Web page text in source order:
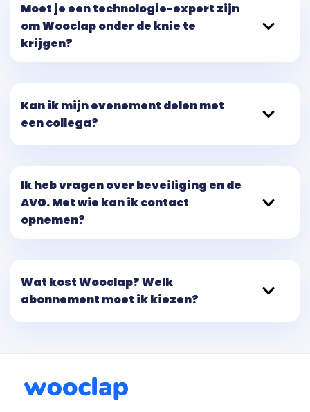
Moet je een technologie-expert zijn
om Wooclap onder de knie te
krijgen?
Kan ik mijn evenement delen met
een collega?
Ik heb vragen over beveiliging en de
AVG. Met wie kan ik contact
opnemen?
Wat kost Wooclap? Welk
abonnement moet ik kiezen?